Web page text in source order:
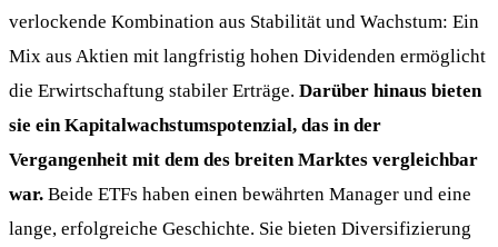
verlockende Kombination aus Stabilität und Wachstum: Ein
Mix aus Aktien mit langfristig hohen Dividenden ermöglicht
die Erwirtschaftung stabiler Erträge. Darüber hinaus bieten
sie ein Kapitalwachstumspotenzial, das in der
Vergangenheit mit dem des breiten Marktes vergleichbar
war. Beide ETFs haben einen bewährten Manager und eine
lange, erfolgreiche Geschichte. Sie bieten Diversifizierung